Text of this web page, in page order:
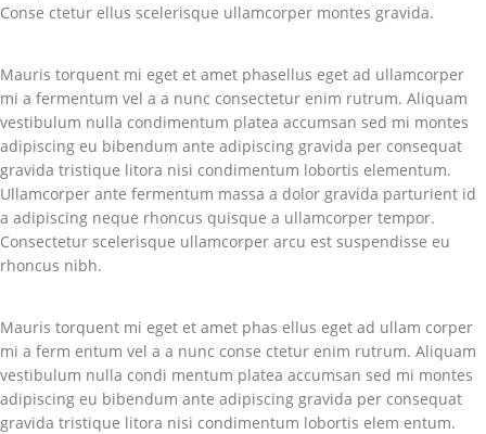
Conse ctetur ellus scelerisque ullamcorper montes gravida.
Mauris torquent mi eget et amet phasellus eget ad ullamcorper
mi a fermentum vel a a nunc consectetur enim rutrum. Aliquam
vestibulum nulla condimentum platea accumsan sed mi montes
adipiscing eu bibendum ante adipiscing gravida per consequat
gravida tristique litora nisi condimentum lobortis elementum.
Ullamcorper ante fermentum massa a dolor gravida parturient id
a adipiscing neque rhoncus quisque a ullamcorper tempor.
Consectetur scelerisque ullamcorper arcu est suspendisse eu
rhoncus nibh.
Mauris torquent mi eget et amet phas ellus eget ad ullam corper
mi a ferm entum vel a a nunc conse ctetur enim rutrum. Aliquam
vestibulum nulla condi mentum platea accumsan sed mi montes
adipiscing eu bibendum ante adipiscing gravida per consequat
gravida tristique litora nisi condimentum lobortis elem entum.